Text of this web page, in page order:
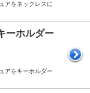
アをネックレスに
ーホルダー
アをキーホルダー